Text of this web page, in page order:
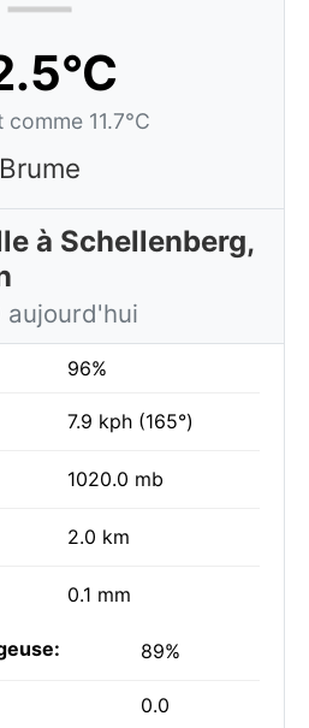
comme 11.7°C
Brume
à Schellenberg,
aujourd'hui
96%
7.9 kph (165°)
1020.0 mb
2.0 km
0.1 mm
89%
0.0